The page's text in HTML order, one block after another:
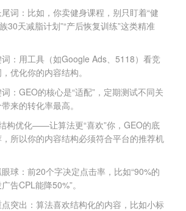
词：比如，你卖健身课程，别只盯着“健
30天减脂计划”“产后恢复训练”这类精准
：用工具（如Google Ads、5118）看竞
优化你的内容结构。
：GEO的核心是“适配”，定期测试不同关
来的转化率最高。
构优化——让算法更“喜欢”你，GEO的底
所以你的内容结构必须符合平台的推荐机
球：前20个字决定点击率，比如“90%的
告CPL能降50%”。
突出：算法喜欢结构化的内容，比如小标